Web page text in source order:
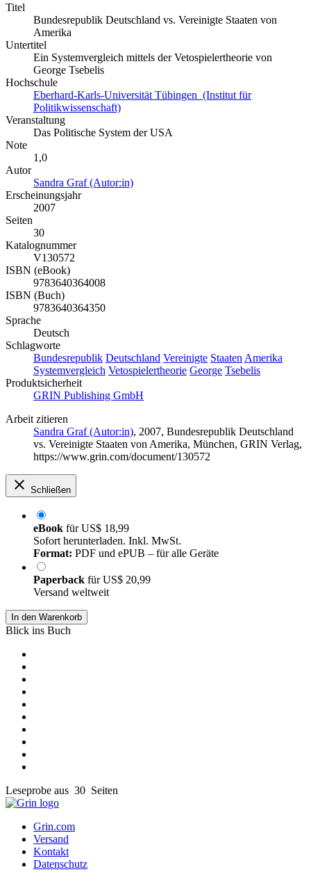
Titel
Bundesrepublik Deutschland vs. Vereinigte Staaten von
Amerika
Untertitel
Ein Systemvergleich mittels der Vetospielertheorie von
George Tsebelis
Hochschule
Eberhard-Karls-Universität Tübingen (Institut für
Politikwissenschaft)
Veranstaltung
Das Politische System der USA
Note
1,0
Autor
Sandra Graf (Autor:in)
Erscheinungsjahr
2007
Seiten
30
Katalognummer
V130572
ISBN (eBook)
9783640364008
ISBN (Buch)
9783640364350
Sprache
Deutsch
Schlagworte
Bundesrepublik Deutschland Vereinigte Staaten Amerika
Systemvergleich Vetospielertheorie George Tsebelis
Produktsicherheit
GRIN Publishing GmbH
Arbeit zitieren
Sandra Graf (Autor:in), 2007, Bundesrepublik Deutschland
vs. Vereinigte Staaten von Amerika, München, GRIN Verlag,
https://www.grin.com/document/130572
Schließen
eBook fürUS$ 18,99
Sofort herunterladen. Inkl. MwSt.
Format: PDF und ePUB – für alle Geräte
Paperback fürUS$ 20,99
Versand weltweit
In den Warenkorb
Blick ins Buch
Leseprobe aus 30 Seiten
Grin.com
Versand
Kontakt
Datenschutz